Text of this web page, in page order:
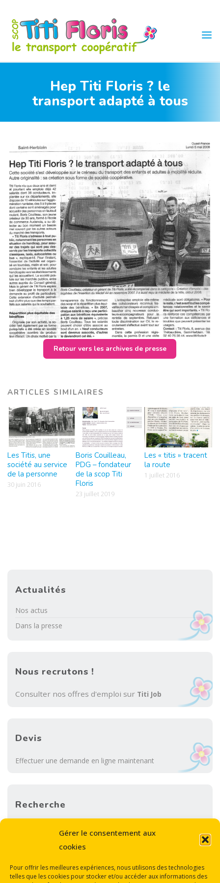
Gérer le consentement aux
cookies
Pour offrir les meilleures expériences, nous utilisons des technologies
telles que les cookies pour stocker et/ou accéder aux informations des
content
TITI
FLORIS
Hep Titi Floris ? le
transport adapté à tous
Retour vers les archives de presse
ARTICLES SIMILAIRES
Les Titis, une
société au service
de la personne
30 juin 2016
Boris Couilleau,
PDG – fondateur
de la scop Titi
Floris
23 juillet 2019
Les « titis » tracent
la route
1 juillet 2016
Actualités
Nos actus
Dans la presse
Nous recrutons !
Consulter nos offres d'emploi sur Titi Job
Devis
Effectuer une demande en ligne maintenant
Recherche
for: